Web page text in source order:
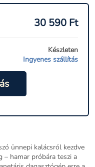
30 590 Ft
Készleten
Ingyenes szállítás
ünnepi kalácsról kezdve
– hamar próbára teszi a